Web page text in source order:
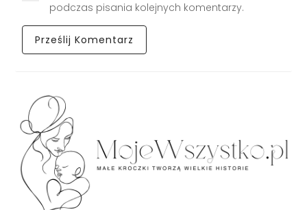
podczas pisania kolejnych komentarzy.